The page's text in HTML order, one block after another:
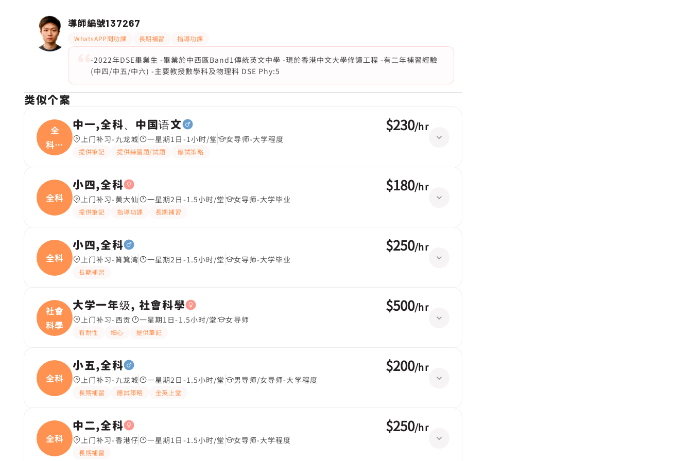
導師編號137267
WhatsAPP問功課 長期補習 指導功課
-2022年DSE畢業生 -畢業於中西區Band1傳統英文中學 -現於香港中文大學修讀工程 -有二年補習經驗
(中四/中五/中六) -主要教授數學科及物理科 DSE Phy:5
类似个案
全
科、
中国
中一,全科、中国语文
上门补习-九龙城 一星期1日-1小时/堂 女导师-大学程度
提供筆記 提供練習題/試題 應試策略
$230/hr
全科
小四,全科
上门补习-黄大仙 一星期2日-1.5小时/堂 女导师-大学毕业
提供筆記 指導功課 長期補習
$180/hr
全科
小四,全科
上门补习-筲箕湾 一星期2日-1.5小时/堂 女导师-大学毕业
長期補習
$250/hr
社會
科學
大学一年级, 社會科學
上门补习-西贡 一星期1日-1.5小时/堂 女导师
有耐性 細心 提供筆記
$500/hr
全科
小五,全科
上门补习-九龙城 一星期2日-1.5小时/堂 男导师/女导师-大学程度
長期補習 應試策略 全英上堂
$200/hr
全科
中二,全科
上门补习-香港仔 一星期1日-1.5小时/堂 女导师-大学程度
長期補習
$250/hr